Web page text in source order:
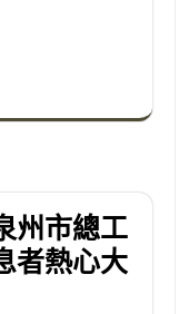
州市總工
者熱心大